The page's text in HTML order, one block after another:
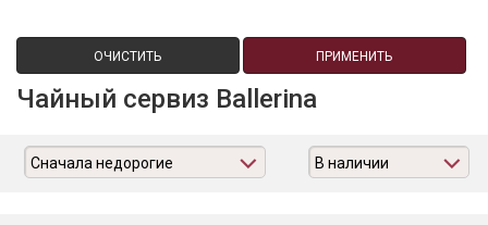
ОЧИСТИТЬ ПРИМЕНИТЬ
Чайный сервиз Ballerina
Сначала недорогие В наличии